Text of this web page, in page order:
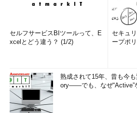
セルフサービスBIツールって、E
xcelとどう違う？ (1/2)
セキュ
ープポ
熟成されて15年、昔も今
ory――でも、なぜ“Active”